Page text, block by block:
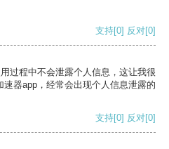
支持[0] 反对[0]
过程中不会泄露个人信息，这让我很
器app，经常会出现个人信息泄露的
支持[0] 反对[0]